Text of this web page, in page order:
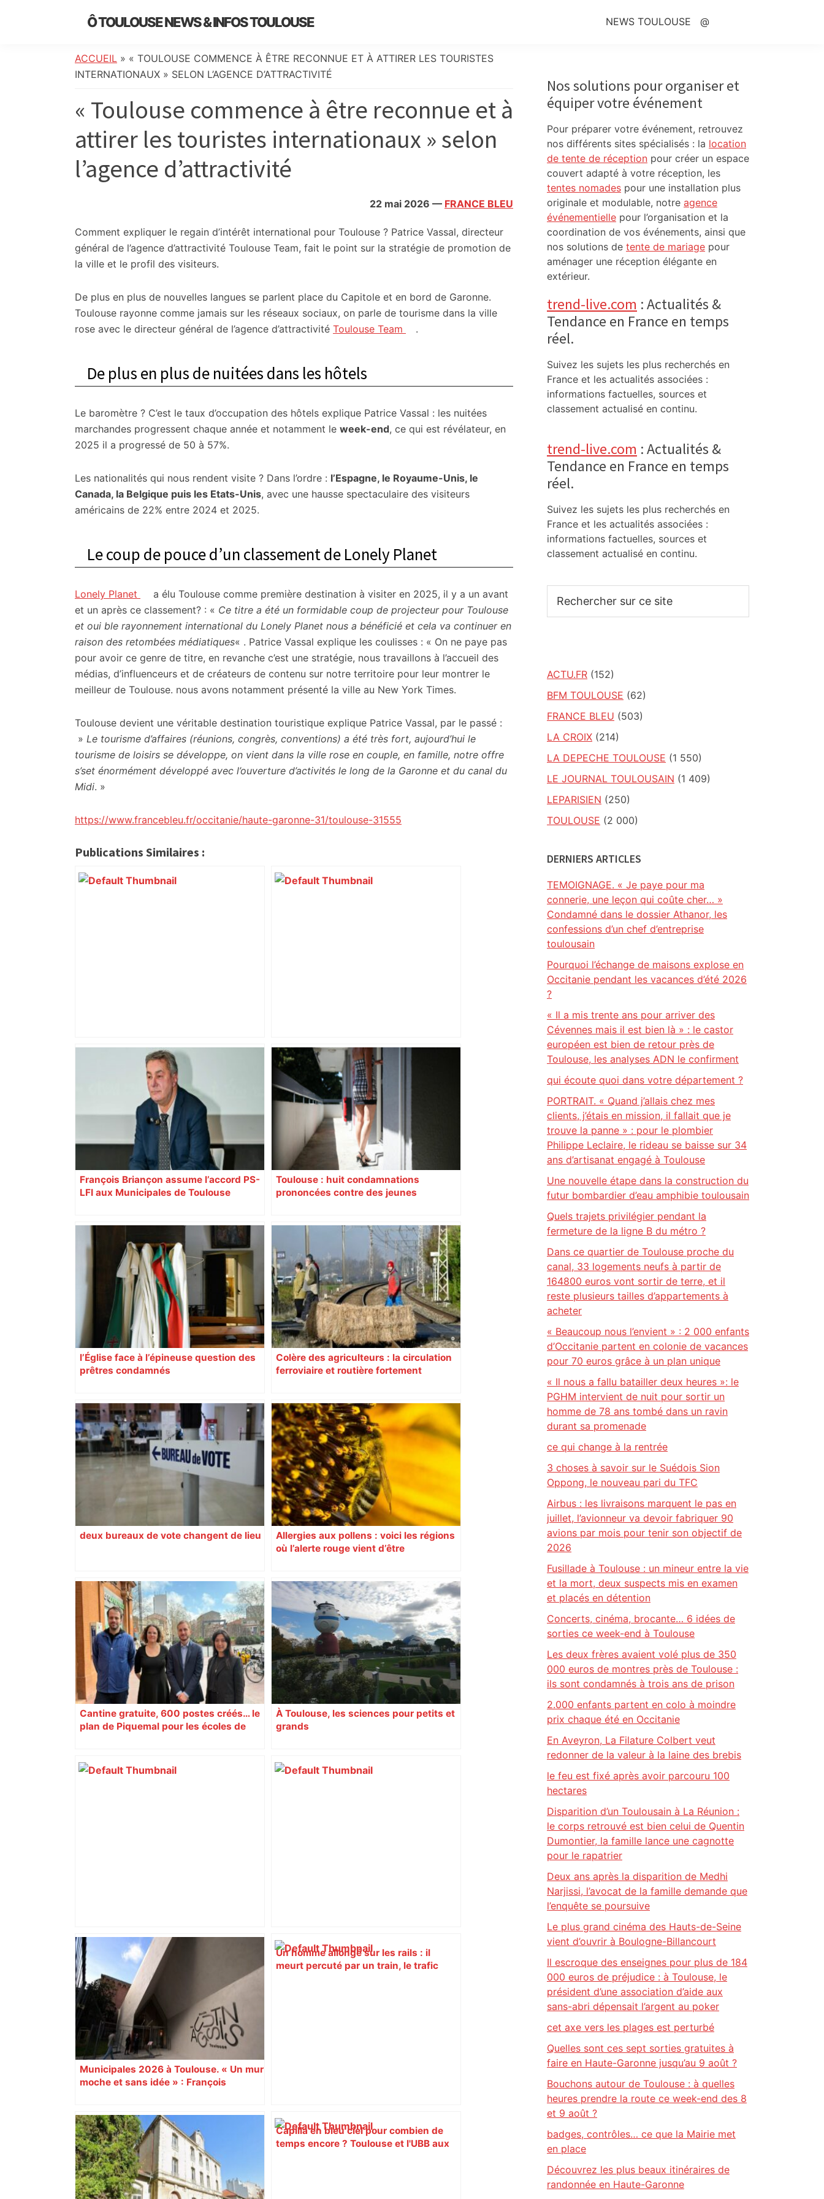
Ô TOULOUSE NEWS & INFOS TOULOUSE
de
l’actualité
info
locale,
société,
culture,
politique,
divers
et
initiatives
NEWS TOULOUSE @
ACCUEIL » « TOULOUSE COMMENCE À ÊTRE RECONNUE ET À ATTIRER LES TOURISTES
INTERNATIONAUX » SELON L’AGENCE D’ATTRACTIVITÉ
« Toulouse commence à être reconnue et à
attirer les touristes internationaux » selon
l’agence d’attractivité
22 mai 2026 — FRANCE BLEU
Comment expliquer le regain d’intérêt international pour Toulouse ? Patrice Vassal, directeur
général de l’agence d’attractivité Toulouse Team, fait le point sur la stratégie de promotion de
la ville et le profil des visiteurs.
De plus en plus de nouvelles langues se parlent place du Capitole et en bord de Garonne.
Toulouse rayonne comme jamais sur les réseaux sociaux, on parle de tourisme dans la ville
rose avec le directeur général de l’agence d’attractivité Toulouse Team .
De plus en plus de nuitées dans les hôtels
Le baromètre ? C’est le taux d’occupation des hôtels explique Patrice Vassal : les nuitées
marchandes progressent chaque année et notamment le week-end, ce qui est révélateur, en
2025 il a progressé de 50 à 57%.
Les nationalités qui nous rendent visite ? Dans l’ordre : l’Espagne, le Royaume-Unis, le
Canada, la Belgique puis les Etats-Unis, avec une hausse spectaculaire des visiteurs
américains de 22% entre 2024 et 2025.
Le coup de pouce d’un classement de Lonely Planet
Lonely Planet
a élu Toulouse comme première destination à visiter en 2025, il y a un avant
et un après ce classement? : « Ce titre a été un formidable coup de projecteur pour Toulouse
et oui ble rayonnement international du Lonely Planet nous a bénéficié et cela va continuer en
raison des retombées médiatiques« . Patrice Vassal explique les coulisses : « On ne paye pas
pour avoir ce genre de titre, en revanche c’est une stratégie, nous travaillons à l’accueil des
médias, d’influenceurs et de créateurs de contenu sur notre territoire pour leur montrer le
meilleur de Toulouse. nous avons notamment présenté la ville au New York Times.
Toulouse devient une véritable destination touristique explique Patrice Vassal, par le passé :
» Le tourisme d’affaires (réunions, congrès, conventions) a été très fort, aujourd’hui le
tourisme de loisirs se développe, on vient dans la ville rose en couple, en famille, notre offre
s’set énormément développé avec l’ouverture d’activités le long de la Garonne et du canal du
Midi. »
https://www.francebleu.fr/occitanie/haute-garonne-31/toulouse-31555
Publications Similaires :
« Rien d'inquiétant » pour Guillaume
Restes, le gardien de Toulouse, après
sa sortie à Metz – L'Équipe
Près de Toulouse : dans cette zone
économique, un axe majeur va être
fermé en fin de soirée, voici les
déviations – Actu.fr
François Briançon assume l’accord PS-
LFI aux Municipales de Toulouse
Toulouse : huit condamnations
prononcées contre des jeunes
l’Église face à l’épineuse question des
prêtres condamnés
Colère des agriculteurs : la circulation
ferroviaire et routière fortement
deux bureaux de vote changent de lieu
Allergies aux pollens : voici les régions
où l’alerte rouge vient d’être
Cantine gratuite, 600 postes créés… le
plan de Piquemal pour les écoles de
À Toulouse, les sciences pour petits et
grands
Vous pensiez que c’était comme une
voiture ? La vérité sur les avions qui
reculent – ici.fr
Un homme allongé sur les rails : il
meurt percuté par un train, le trafic
Municipales 2026 à Toulouse. « Un mur
moche et sans idée » : François
Augustins
Capilla en bleu ciel pour combien de
temps encore ? Toulouse et l'UBB aux
Sidebar
Nos solutions pour organiser et
équiper votre événement
Pour préparer votre événement, retrouvez
nos différents sites spécialisés : la location
de tente de réception pour créer un espace
couvert adapté à votre réception, les
tentes nomades pour une installation plus
originale et modulable, notre agence
événementielle pour l’organisation et la
coordination de vos événements, ainsi que
nos solutions de tente de mariage pour
aménager une réception élégante en
extérieur.
trend-live.com : Actualités &
Tendance en France en temps
réel.
Suivez les sujets les plus recherchés en
France et les actualités associées :
informations factuelles, sources et
classement actualisé en continu.
trend-live.com : Actualités &
Tendance en France en temps
réel.
Suivez les sujets les plus recherchés en
France et les actualités associées :
informations factuelles, sources et
classement actualisé en continu.
sur
ACTU.FR (152)
BFM TOULOUSE (62)
FRANCE BLEU (503)
LA CROIX (214)
LA DEPECHE TOULOUSE (1 550)
LE JOURNAL TOULOUSAIN (1 409)
LEPARISIEN (250)
TOULOUSE (2 000)
DERNIERS ARTICLES
TEMOIGNAGE. « Je paye pour ma
connerie, une leçon qui coûte cher… »
Condamné dans le dossier Athanor, les
confessions d’un chef d’entreprise
toulousain
Pourquoi l’échange de maisons explose en
Occitanie pendant les vacances d’été 2026
?
« Il a mis trente ans pour arriver des
Cévennes mais il est bien là » : le castor
européen est bien de retour près de
Toulouse, les analyses ADN le confirment
qui écoute quoi dans votre département ?
PORTRAIT. « Quand j’allais chez mes
clients, j’étais en mission, il fallait que je
trouve la panne » : pour le plombier
Philippe Leclaire, le rideau se baisse sur 34
ans d’artisanat engagé à Toulouse
Une nouvelle étape dans la construction du
futur bombardier d’eau amphibie toulousain
Quels trajets privilégier pendant la
fermeture de la ligne B du métro ?
Dans ce quartier de Toulouse proche du
canal, 33 logements neufs à partir de
164800 euros vont sortir de terre, et il
reste plusieurs tailles d’appartements à
acheter
« Beaucoup nous l’envient » : 2 000 enfants
d’Occitanie partent en colonie de vacances
pour 70 euros grâce à un plan unique
« Il nous a fallu batailler deux heures »: le
PGHM intervient de nuit pour sortir un
homme de 78 ans tombé dans un ravin
durant sa promenade
ce qui change à la rentrée
3 choses à savoir sur le Suédois Sion
Oppong, le nouveau pari du TFC
Airbus : les livraisons marquent le pas en
juillet, l’avionneur va devoir fabriquer 90
avions par mois pour tenir son objectif de
2026
Fusillade à Toulouse : un mineur entre la vie
et la mort, deux suspects mis en examen
et placés en détention
Concerts, cinéma, brocante… 6 idées de
sorties ce week-end à Toulouse
Les deux frères avaient volé plus de 350
000 euros de montres près de Toulouse :
ils sont condamnés à trois ans de prison
2.000 enfants partent en colo à moindre
prix chaque été en Occitanie
En Aveyron, La Filature Colbert veut
redonner de la valeur à la laine des brebis
le feu est fixé après avoir parcouru 100
hectares
Disparition d’un Toulousain à La Réunion :
le corps retrouvé est bien celui de Quentin
Dumontier, la famille lance une cagnotte
pour le rapatrier
Deux ans après la disparition de Medhi
Narjissi, l’avocat de la famille demande que
l’enquête se poursuive
Le plus grand cinéma des Hauts-de-Seine
vient d’ouvrir à Boulogne-Billancourt
Il escroque des enseignes pour plus de 184
000 euros de préjudice : à Toulouse, le
président d’une association d’aide aux
sans-abri dépensait l’argent au poker
cet axe vers les plages est perturbé
Quelles sont ces sept sorties gratuites à
faire en Haute-Garonne jusqu’au 9 août ?
Bouchons autour de Toulouse : à quelles
heures prendre la route ce week-end des 8
et 9 août ?
badges, contrôles… ce que la Mairie met
en place
Découvrez les plus beaux itinéraires de
randonnée en Haute-Garonne